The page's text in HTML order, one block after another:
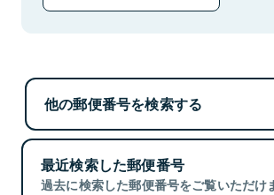
他の郵便番号を検索する
最近検索した郵便番号
過去に検索した郵便番号をご覧いただけ